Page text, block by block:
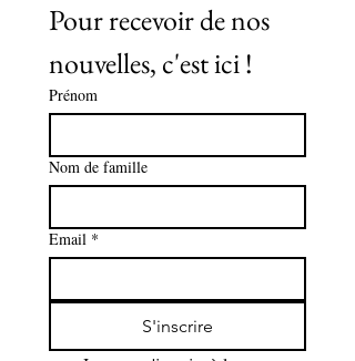
Pour recevoir de nos
nouvelles, c'est ici !
Prénom
Nom de famille
Email *
S'inscrire